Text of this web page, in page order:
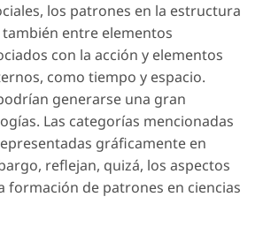
los patrones en la estructura
entre elementos
con la acción y elementos
como tiempo y espacio.
generarse una gran
Las categorías mencionadas
gráficamente en
reflejan, quizá, los aspectos
formación de patrones en ciencias